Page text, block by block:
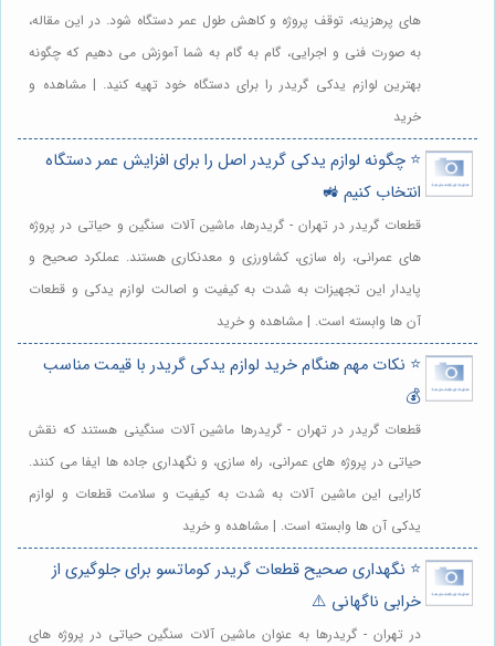
های پرهزینه، توقف پروژه و کاهش طول عمر دستگاه شود. در این مقاله،
به صورت فنی و اجرایی، گام به گام به شما آموزش می دهیم که چگونه
بهترین لوازم یدکی گریدر را برای دستگاه خود تهیه کنید. | مشاهده و
خرید
⭐️ چگونه لوازم یدکی گریدر اصل را برای افزایش عمر دستگاه
انتخاب کنیم 🚜
قطعات گریدر در تهران - گریدرها، ماشین آلات سنگین و حیاتی در پروژه
های عمرانی، راه سازی، کشاورزی و معدنکاری هستند. عملکرد صحیح و
پایدار این تجهیزات به شدت به کیفیت و اصالت لوازم یدکی و قطعات
آن ها وابسته است. | مشاهده و خرید
⭐️ نکات مهم هنگام خرید لوازم یدکی گریدر با قیمت مناسب
💰
قطعات گریدر در تهران - گریدرها ماشین آلات سنگینی هستند که نقش
حیاتی در پروژه های عمرانی، راه سازی، و نگهداری جاده ها ایفا می کنند.
کارایی این ماشین آلات به شدت به کیفیت و سلامت قطعات و لوازم
یدکی آن ها وابسته است. | مشاهده و خرید
⭐️ نگهداری صحیح قطعات گریدر کوماتسو برای جلوگیری از
خرابی ناگهانی ⚠️
در تهران - گریدرها به عنوان ماشین آلات سنگین حیاتی در پروژه های